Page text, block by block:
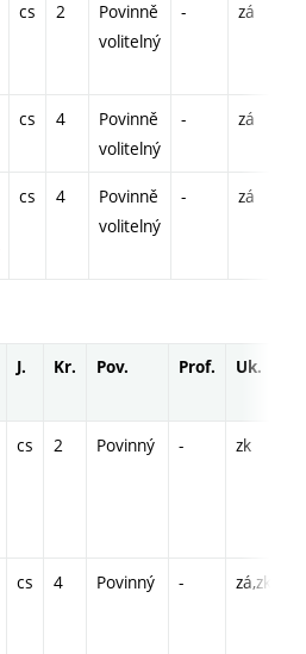
cs 2
Povinně
volitelný
- zá
cs 4
Povinně
volitelný
- zá
cs 4
Povinně
volitelný
- zá
J. Kr. Pov. Prof. Uk.
cs 2 Povinný - zk
cs 4 Povinný - zá,zk